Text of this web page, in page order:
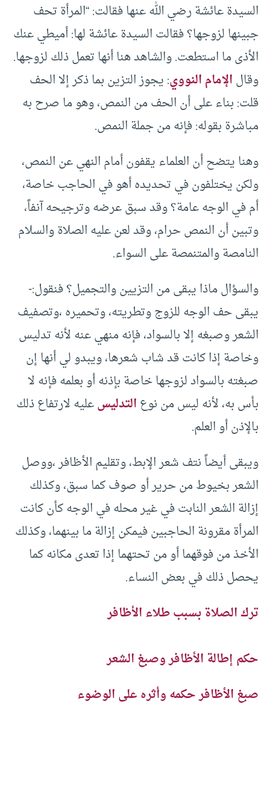
السيدة عائشة رضي الله عنها فقالت: “المرأة تحف
جبينها لزوجها؟ فقالت السيدة عائشة لها: أميطي عنك
الأذى ما استطعت. والشاهد هنا أنها تعمل ذلك لزوجها.
وقالالإمام النووي: يجوز التزين بما ذكر إلا الحف
قلت: بناء على أن الحف من النمص، وهو ما صرح به
مباشرة بقوله: فإنه من جملة النمص.
وهنا يتضح أن العلماء يقفون أمام النهي عن النمص،
ولكن يختلفون في تحديده أهو في الحاجب خاصة،
أم في الوجه عامة؟ وقد سبق عرضه وترجيحه آنفاً،
وتبين أن النمص حرام، وقد لعن عليه الصلاة والسلام
النامصة والمتنمصة على السواء.
والسؤال ماذا يبقى من التزيين والتجميل؟ فنقول:-
يبقى حف الوجه للزوج وتطريته، وتحميره ،وتصفيف
الشعر وصبغه إلا بالسواد، فإنه منهي عنه لأنه تدليس
وخاصة إذا كانت قد شاب شعرها، ويبدو لي أنها إن
صبغته بالسواد لزوجها خاصة بإذنه أو بعلمه فإنه لا
بأس به، لأنه ليس من نوعالتدليسعليه لارتفاع ذلك
بالإذن أو العلم.
ويبقى أيضاً نتف شعر الإبط، وتقليم الأظافر ،ووصل
الشعر بخيوط من حرير أو صوف كما سبق، وكذلك
إزالة الشعر النابت في غير محله في الوجه كأن كانت
المرأة مقرونة الحاجبين فيمكن إزالة ما بينهما، وكذلك
الأخذ من فوقهما أو من تحتهما إذا تعدى مكانه كما
يحصل ذلك في بعض النساء.
ترك الصلاة بسبب طلاء الأظافر
حكم إطالة الأظافر وصبغ الشعر
صبغ الأظافر حكمه وأثره على الوضوء